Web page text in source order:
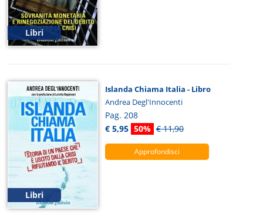
Libri
Libri
Islanda Chiama Italia - Libro
Andrea Degl'Innocenti
Pag. 208
€ 5,95 50% € 11,90
Approfondisci